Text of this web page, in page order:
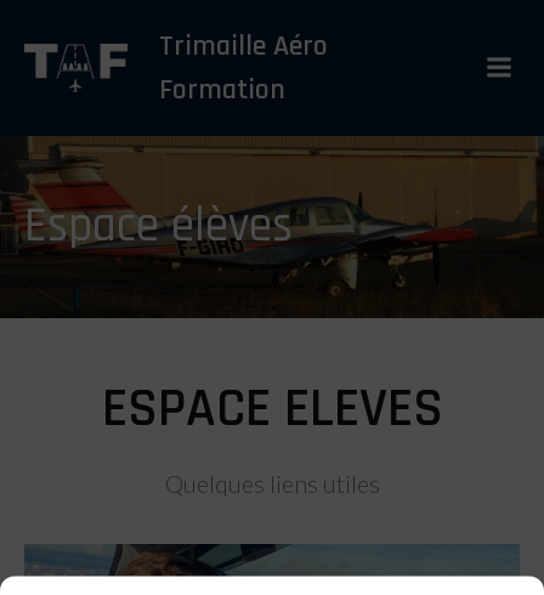
au
Trimaille Aéro
Formation
Espace élèves
ESPACE ELEVES
Quelques liens utiles